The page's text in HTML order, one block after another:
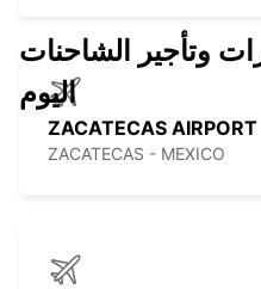
ZACATECAS AIRPORT
ZACATECAS - MEXICO
وتأجير الشاحنات
اليوم